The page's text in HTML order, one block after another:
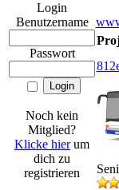
Login
Benutzername
Passwort
Noch kein
Mitglied?
Klicke hierum
dich zu
registrieren